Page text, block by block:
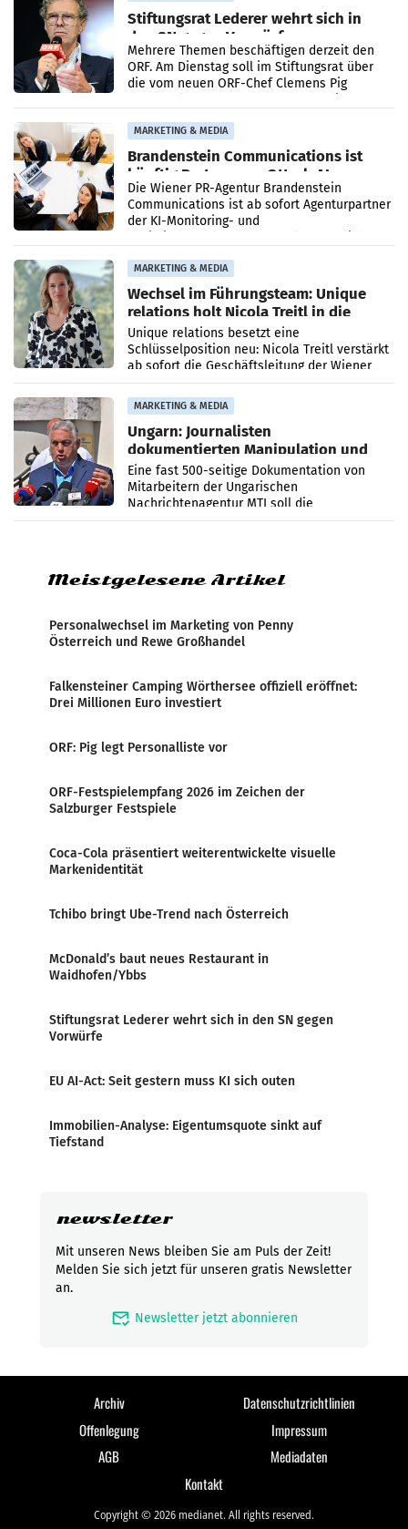
Stiftungsrat Lederer wehrt sich in
den SN gegen Vorwürfe
Mehrere Themen beschäftigen derzeit den
ORF. Am Dienstag soll im Stiftungsrat über
die vom neuen ORF-Chef Clemens Pig
MARKETING & MEDIA
Brandenstein Communications ist
künftig Partner von OtterlyAI
Die Wiener PR-Agentur Brandenstein
Communications ist ab sofort Agenturpartner
der KI-Monitoring- und
MARKETING & MEDIA
Wechsel im Führungsteam: Unique
relations holt Nicola Treitl in die
Geschäftsleitung
Unique relations besetzt eine
Schlüsselposition neu: Nicola Treitl verstärkt
ab sofort die Geschäftsleitung der Wiener
PR-Agentur an der Seite von Josef Kalina und
Anna Kalina-Mahr.
MARKETING & MEDIA
Ungarn: Journalisten
dokumentierten Manipulation und
Zensur
Eine fast 500-seitige Dokumentation von
Mitarbeitern der Ungarischen
Nachrichtenagentur MTI soll die
systematische Nachrichten-Manipulation und
Meistgelesene Artikel
Personalwechsel im Marketing von Penny
Österreich und Rewe Großhandel
Falkensteiner Camping Wörthersee offiziell eröffnet:
Drei Millionen Euro investiert
ORF: Pig legt Personalliste vor
ORF-Festspielempfang 2026 im Zeichen der
Salzburger Festspiele
Coca-Cola präsentiert weiterentwickelte visuelle
Markenidentität
Tchibo bringt Ube-Trend nach Österreich
McDonald’s baut neues Restaurant in
Waidhofen/Ybbs
Stiftungsrat Lederer wehrt sich in den SN gegen
Vorwürfe
EU AI-Act: Seit gestern muss KI sich outen
Immobilien-Analyse: Eigentumsquote sinkt auf
Tiefstand
newsletter
Mit unseren News bleiben Sie am Puls der Zeit!
Melden Sie sich jetzt für unseren gratis Newsletter
an.
mark_email_read Newsletter jetzt abonnieren
Archiv
Datenschutzrichtlinien
Offenlegung
Impressum
AGB
Mediadaten
Kontakt
Copyright © 2026 medianet. All rights reserved.